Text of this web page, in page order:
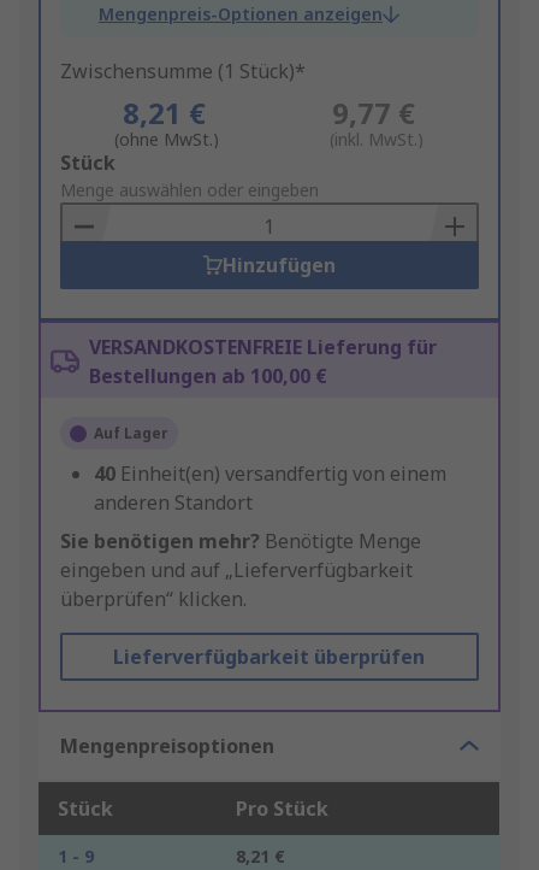
Mengenpreis-Optionen anzeigen
Zwischensumme (1 Stück)*
8,21 €
(ohne MwSt.)
9,77 €
(inkl. MwSt.)
Add
to
Basket
Stück
Menge auswählen oder eingeben
Hinzufügen
VERSANDKOSTENFREIE Lieferung für
Bestellungen ab 100,00 €
Auf Lager
40 Einheit(en) versandfertig von einem
anderen Standort
Sie benötigen mehr? Benötigte Menge
eingeben und auf „Lieferverfügbarkeit
überprüfen“ klicken.
Lieferverfügbarkeit überprüfen
Mengenpreisoptionen
Stück Pro Stück
1 - 9
8,21 €